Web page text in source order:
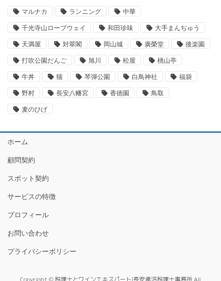
マルナカ ランニング 中華
千光寺山ロープウェイ 和田珍味 大手まんぢゅう
天満屋 対翠閣 岡山城 廣榮堂 後楽園
打吹公園だんご 旭川 松屋 桃山亭
牛丼 猫 琴弾公園 白鳥神社 福袋
野村 長安八幡宮 香徳園 鳥取
麦のひげ
ホーム
顧問契約
スポット契約
サービスの特徴
プロフィール
お問い合わせ
プライバシーポリシー